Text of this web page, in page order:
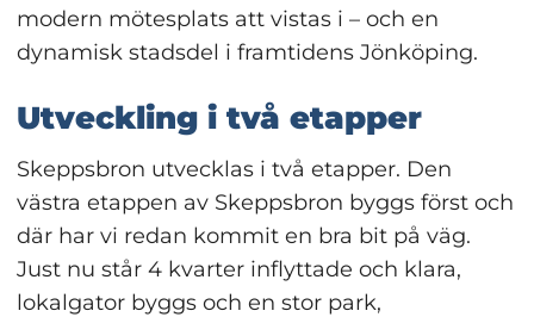
modern mötesplats att vistas i – och en
dynamisk stadsdel i framtidens Jönköping.
Utveckling i två etapper
Skeppsbron utvecklas i två etapper. Den
västra etappen av Skeppsbron byggs först och
där har vi redan kommit en bra bit på väg.
Just nu står 4 kvarter inflyttade och klara,
lokalgator byggs och en stor park,